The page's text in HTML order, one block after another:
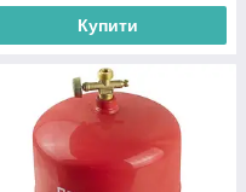
Купити